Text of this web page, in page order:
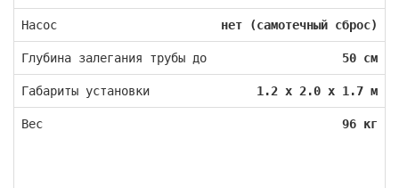
Насос нет (самотечный сброс)
Глубина залегания трубы до 50 см
Габариты установки 1.2 х 2.0 х 1.7 м
Вес 96 кг